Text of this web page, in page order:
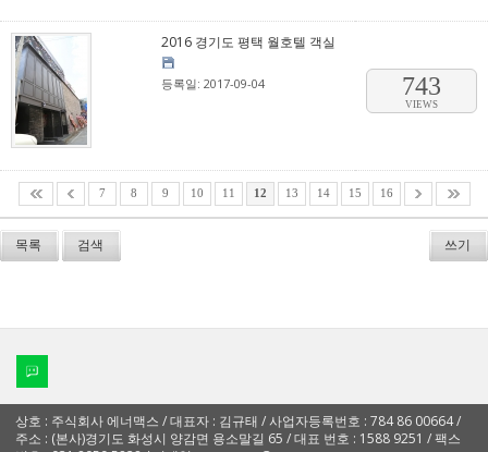
2016 경기도 평택 월호텔 객실
등록일: 2017-09-04 743
VIEWS
7 8 9 10 11 12 13 14 15 16
목록 검색 쓰기
상호 : 주식회사 에너맥스 / 대표자 : 김규태 / 사업자등록번호 : 784 86 00664 /
주소 : (본사)경기도 화성시 양감면 용소말길 65 / 대표 번호 : 1588 9251 / 팩스